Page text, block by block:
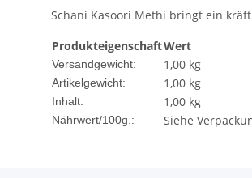
Schani Kasoori Methi bringt ein
ProdukteigenschaftWert
Versandgewicht: 1,00 kg
Artikelgewicht: 1,00 kg
Inhalt: 1,00 kg
Nährwert/100g.: Siehe